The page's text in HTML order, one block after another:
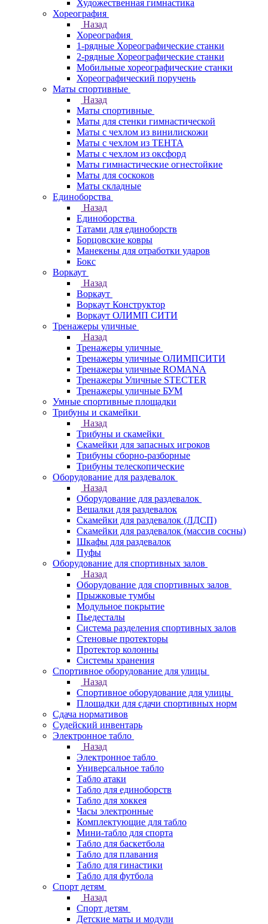
Художественная гимнастика
Хореография
Назад
Хореография
1-рядные Хореографические станки
2-рядные Хореографические станки
Мобильные хореографические станки
Хореографический поручень
Маты спортивные
Назад
Маты спортивные
Маты для стенки гимнастической
Маты с чехлом из винилискожи
Маты с чехлом из ТЕНТА
Маты с чехлом из оксфорд
Маты гимнастические огнестойкие
Маты для соскоков
Маты складные
Единоборства
Назад
Единоборства
Татами для единоборств
Борцовские ковры
Манекены для отработки ударов
Бокс
Воркаут
Назад
Воркаут
Воркаут Конструктор
Воркаут ОЛИМП СИТИ
Тренажеры уличные
Назад
Тренажеры уличные
Тренажеры уличные ОЛИМПСИТИ
Тренажеры уличные ROMANA
Тренажеры Уличные STECTER
Тренажеры уличные БУМ
Умные спортивные площадки
Трибуны и скамейки
Назад
Трибуны и скамейки
Скамейки для запасных игроков
Трибуны сборно-разборные
Трибуны телескопические
Оборудование для раздевалок
Назад
Оборудование для раздевалок
Вешалки для раздевалок
Скамейки для раздевалок (ЛДСП)
Скамейки для раздевалок (массив сосны)
Шкафы для раздевалок
Пуфы
Оборудование для спортивных залов
Назад
Оборудование для спортивных залов
Прыжковые тумбы
Модульное покрытие
Пьедесталы
Система разделения спортивных залов
Стеновые протекторы
Протектор колонны
Системы хранения
Спортивное оборудование для улицы
Назад
Спортивное оборудование для улицы
Площадки для сдачи спортивных норм
Сдача нормативов
Судейский инвентарь
Электронное табло
Назад
Электронное табло
Универсальное табло
Табло атаки
Табло для единоборств
Табло для хоккея
Часы электронные
Комплектующие для табло
Мини-табло для спорта
Табло для баскетбола
Табло для плавания
Табло для гинастики
Табло для футбола
Спорт детям
Назад
Спорт детям
Детские маты и модули